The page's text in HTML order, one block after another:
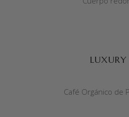
Café Orgánico de